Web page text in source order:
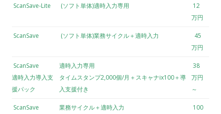
ScanSave-Lite (ソフト単体)適時入力専用
12
万円
ScanSave (ソフト単体)業務サイクル＋適時入力
45
万円
ScanSave
適時入力導入支
援パック
適時入力専用
タイムスタンプ2,000個/月＋スキャナix100＋導
入支援付き
38
万円
～
ScanSave
業務サイクル＋適時入力
100